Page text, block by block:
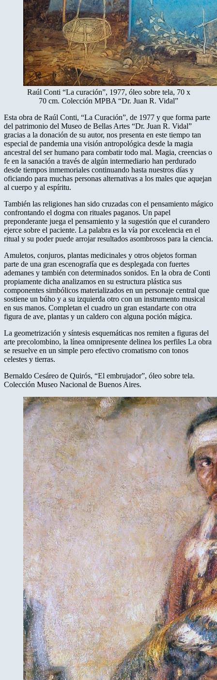
Raúl Conti “La curación”, 1977, óleo sobre tela, 70 x
70 cm. Colección MPBA “Dr. Juan R. Vidal”
Esta obra de Raúl Conti, “La Curación”, de 1977 y que forma parte
del patrimonio del Museo de Bellas Artes “Dr. Juan R. Vidal”
gracias a la donación de su autor, nos presenta en este tiempo tan
especial de pandemia una visión antropológica desde la magia
ancestral del ser humano para combatir todo mal. Magia, creencias o
fe en la sanación a través de algún intermediario han perdurado
desde tiempos inmemoriales continuando hasta nuestros días y
oficiando para muchas personas alternativas a los males que aquejan
al cuerpo y al espíritu.
También las religiones han sido cruzadas con el pensamiento mágico
confrontando el dogma con rituales paganos. Un papel
preponderante juega el pensamiento y la sugestión que el curandero
ejerce sobre el paciente. La palabra es la vía por excelencia en el
ritual y su poder puede arrojar resultados asombrosos para la ciencia.
Amuletos, conjuros, plantas medicinales y otros objetos forman
parte de una gran escenografía que es desplegada con fuertes
ademanes y también con determinados sonidos. En la obra de Conti
propiamente dicha analizamos en su estructura plástica sus
componentes simbólicos materializados en un personaje central que
sostiene un búho y a su izquierda otro con un instrumento musical
en sus manos. Completan el cuadro un gran estandarte con otra
figura de ave, plantas y un caldero con alguna poción mágica.
La geometrización y síntesis esquemáticas nos remiten a figuras del
arte precolombino, la línea omnipresente delinea los perfiles La obra
se resuelve en un simple pero efectivo cromatismo con tonos
celestes y tierras.
Bernaldo Cesáreo de Quirós, “El embrujador”, óleo sobre tela.
Colección Museo Nacional de Buenos Aires.